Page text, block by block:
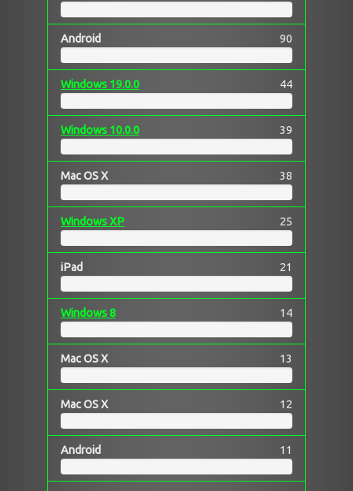
Android 90
Windows 19.0.0 44
Windows 10.0.0 39
Mac OS X 38
Windows XP 25
iPad 21
Windows 8 14
Mac OS X 13
Mac OS X 12
Android 11